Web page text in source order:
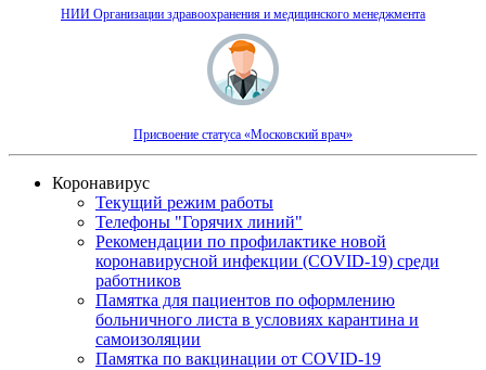
НИИ Организации здравоохранения и медицинского менеджмента
Присвоение статуса «Московский врач»
Коронавирус
Текущий режим работы
Телефоны "Горячих линий"
Рекомендации по профилактике новой
коронавирусной инфекции (COVID-19) среди
работников
Памятка для пациентов по оформлению
больничного листа в условиях карантина и
самоизоляции
Памятка по вакцинации от COVID-19